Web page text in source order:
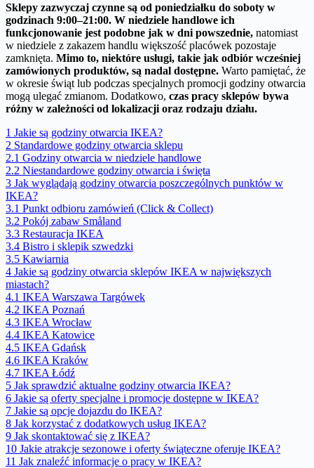
Sklepy zazwyczaj czynne są od poniedziałku do soboty w
godzinach 9:00–21:00. W niedziele handlowe ich
funkcjonowanie jest podobne jak w dni powszednie, natomiast
w niedziele z zakazem handlu większość placówek pozostaje
zamknięta. Mimo to, niektóre usługi, takie jak odbiór wcześniej
zamówionych produktów, są nadal dostępne. Warto pamiętać, że
w okresie świąt lub podczas specjalnych promocji godziny otwarcia
mogą ulegać zmianom. Dodatkowo, czas pracy sklepów bywa
różny w zależności od lokalizacji oraz rodzaju działu.
1 Jakie są godziny otwarcia IKEA?
2 Standardowe godziny otwarcia sklepu
2.1 Godziny otwarcia w niedziele handlowe
2.2 Niestandardowe godziny otwarcia i święta
3 Jak wyglądają godziny otwarcia poszczególnych punktów w
IKEA?
3.1 Punkt odbioru zamówień (Click & Collect)
3.2 Pokój zabaw Småland
3.3 Restauracja IKEA
3.4 Bistro i sklepik szwedzki
3.5 Kawiarnia
4 Jakie są godziny otwarcia sklepów IKEA w największych
miastach?
4.1 IKEA Warszawa Targówek
4.2 IKEA Poznań
4.3 IKEA Wrocław
4.4 IKEA Katowice
4.5 IKEA Gdańsk
4.6 IKEA Kraków
4.7 IKEA Łódź
5 Jak sprawdzić aktualne godziny otwarcia IKEA?
6 Jakie są oferty specjalne i promocje dostępne w IKEA?
7 Jakie są opcje dojazdu do IKEA?
8 Jak korzystać z dodatkowych usług IKEA?
9 Jak skontaktować się z IKEA?
10 Jakie atrakcje sezonowe i oferty świąteczne oferuje IKEA?
11 Jak znaleźć informacje o pracy w IKEA?